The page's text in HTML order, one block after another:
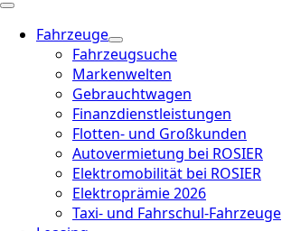
Fahrzeuge
Fahrzeugsuche
Markenwelten
Gebrauchtwagen
Finanzdienstleistungen
Flotten- und Großkunden
Autovermietung bei ROSIER
Elektromobilität bei ROSIER
Elektroprämie 2026
Taxi- und Fahrschul-Fahrzeuge